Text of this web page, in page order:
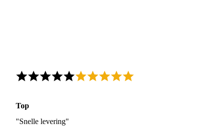
Top
"Snelle levering"